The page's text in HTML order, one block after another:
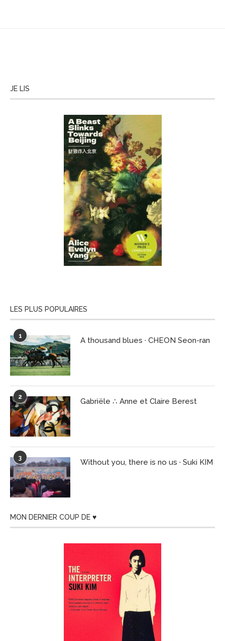
JE LIS
LES PLUS POPULAIRES
1 A thousand blues · CHEON Seon-ran
2 Gabriële ∴ Anne et Claire Berest
3 Without you, there is no us · Suki KIM
MON DERNIER COUP DE ♥